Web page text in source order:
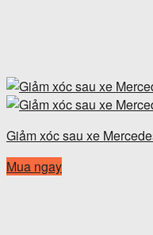
Giảm xóc sau xe
Mua ngay